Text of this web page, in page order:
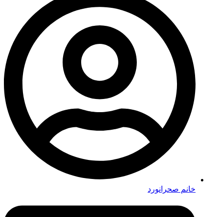
خانم صحرانورد